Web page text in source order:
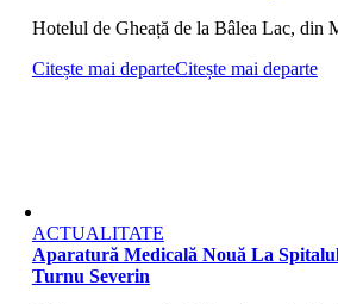
Hotelul de Gheață de la Bâlea Lac, din
Citește mai departeCitește mai departe
ACTUALITATE
Aparatură Medicală Nouă La
Turnu Severin